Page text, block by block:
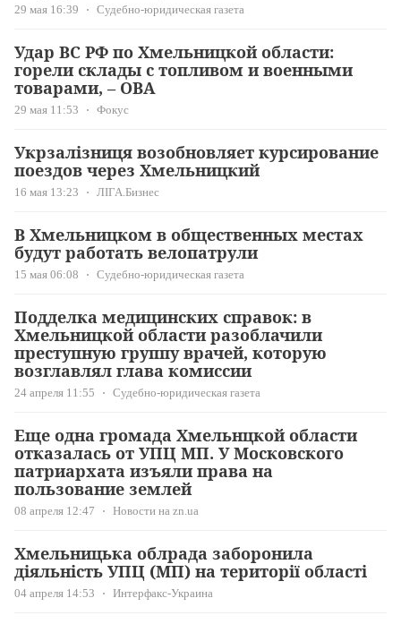
29 мая 16:39 Судебно-юридическая газета
Удар ВС РФ по Хмельницкой области:
горели склады с топливом и военными
товарами, – ОВА
29 мая 11:53 Фокус
Укрзалізниця возобновляет курсирование
поездов через Хмельницкий
16 мая 13:23 ЛІГА.Бизнес
В Хмельницком в общественных местах
будут работать велопатрули
15 мая 06:08 Судебно-юридическая газета
Подделка медицинских справок: в
Хмельницкой области разоблачили
преступную группу врачей, которую
возглавлял глава комиссии
24 апреля 11:55 Судебно-юридическая газета
Еще одна громада Хмельнцкой области
отказалась от УПЦ МП. У Московского
патриархата изъяли права на
пользование землей
08 апреля 12:47 Новости на zn.ua
Хмельницька облрада заборонила
діяльність УПЦ (МП) на території області
04 апреля 14:53 Интерфакс-Украина